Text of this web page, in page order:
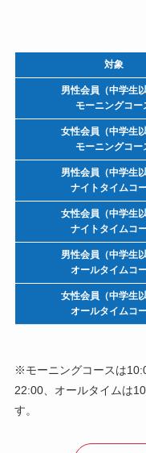
対象
男性会員（中学生以
モーニングコー
女性会員（中学生以
モーニングコー
男性会員（中学生以
ナイトタイムコ
女性会員（中学生以
ナイトタイムコ
男性会員（中学生以
オールタイムコ
女性会員（中学生以
オールタイムコ
※モーニングコースは
22:00、オールタイムは
す。